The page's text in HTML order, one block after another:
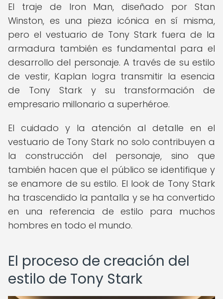
El traje de Iron Man, diseñado por Stan
Winston, es una pieza icónica en sí misma,
pero el vestuario de Tony Stark fuera de la
armadura también es fundamental para el
desarrollo del personaje. A través de su estilo
de vestir, Kaplan logra transmitir la esencia
de Tony Stark y su transformación de
empresario millonario a superhéroe.
El cuidado y la atención al detalle en el
vestuario de Tony Stark no solo contribuyen a
la construcción del personaje, sino que
también hacen que el público se identifique y
se enamore de su estilo. El look de Tony Stark
ha trascendido la pantalla y se ha convertido
en una referencia de estilo para muchos
hombres en todo el mundo.
El proceso de creación del
estilo de Tony Stark